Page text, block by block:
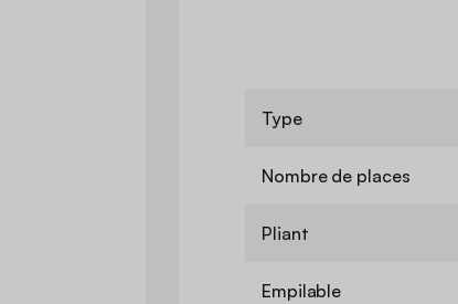
Type
Nombre de places
Pliant
Empilable